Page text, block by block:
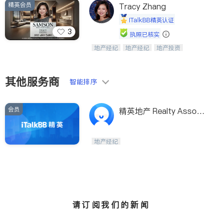
3
精英会员 Tracy Zhang
iTalkBB精英认证
执照已核实
Tracy Zhang - 引领大华府地区房产
地产经纪 地产经纪
地产投资
其他服务商 智能排序
会员
精英地产 Realty Associ
地产经纪
请订阅我们的新闻